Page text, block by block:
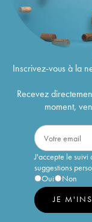
Inscrivez-vous à la
Recevez
moment,
J'accepte le suivi
suggestions
Oui
Non
JE